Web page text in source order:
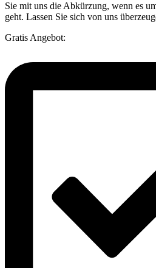
Sie mit uns die Abkürzung, wenn es
geht. Lassen Sie sich von uns
Gratis Angebot: